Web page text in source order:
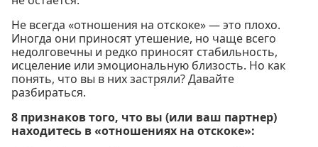
Не всегда «отношения на отскоке» — это плохо.
Иногда они приносят утешение, но чаще всего
недолговечны и редко приносят стабильность,
исцеление или эмоциональную близость. Но как
понять, что вы в них застряли? Давайте
разбираться.
8 признаков того, что вы (или ваш партнер)
находитесь в «отношениях на отскоке»: